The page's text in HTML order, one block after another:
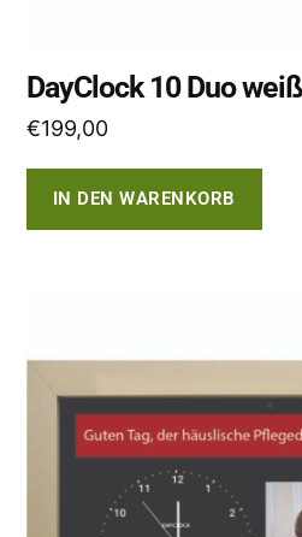
DayClock 10 Duo
€199,00
IN DEN WARENKORB